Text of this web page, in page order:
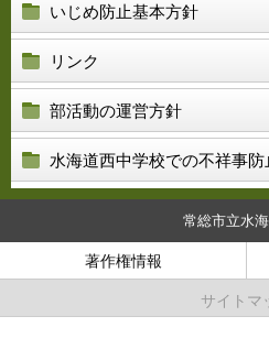
いじめ防止基本方針
リンク
部活動の運営方針
水海道西中学校での不祥事
常総市立水
著作権情報
サイトマ